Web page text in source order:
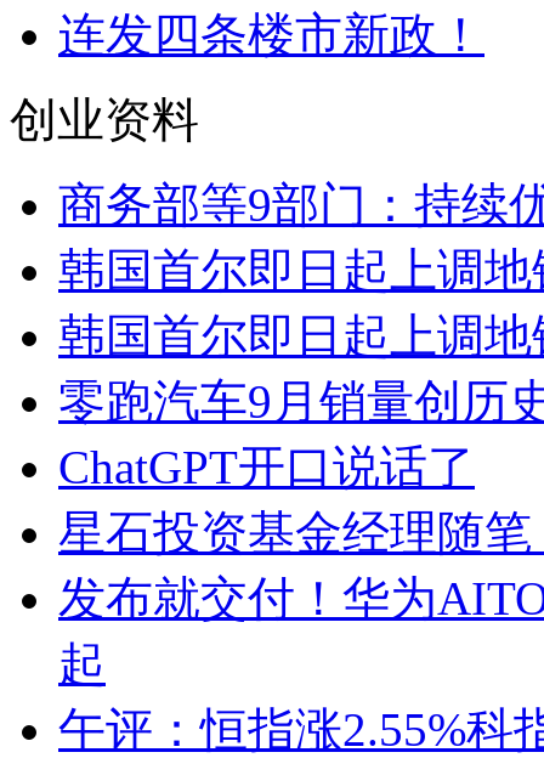
连发四条楼市新政！
创业资料
商务部等9部门：持续
韩国首尔即日起上调
韩国首尔即日起上调
零跑汽车9月销量创历
ChatGPT开口说话了
星石投资基金经理随
发布就交付！华为
起
午评：恒指涨2.55%科